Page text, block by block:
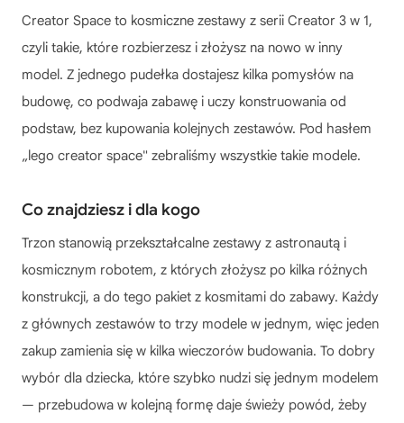
Creator Space to kosmiczne zestawy z serii Creator 3 w 1,
czyli takie, które rozbierzesz i złożysz na nowo w inny
model. Z jednego pudełka dostajesz kilka pomysłów na
budowę, co podwaja zabawę i uczy konstruowania od
podstaw, bez kupowania kolejnych zestawów. Pod hasłem
„lego creator space" zebraliśmy wszystkie takie modele.
Co znajdziesz i dla kogo
Trzon stanowią przekształcalne zestawy z astronautą i
kosmicznym robotem, z których złożysz po kilka różnych
konstrukcji, a do tego pakiet z kosmitami do zabawy. Każdy
z głównych zestawów to trzy modele w jednym, więc jeden
zakup zamienia się w kilka wieczorów budowania. To dobry
wybór dla dziecka, które szybko nudzi się jednym modelem
— przebudowa w kolejną formę daje świeży powód, żeby